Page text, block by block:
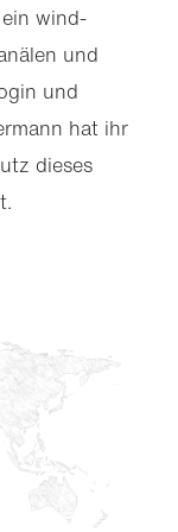
ein wind­
und
und
hat ihr
dieses